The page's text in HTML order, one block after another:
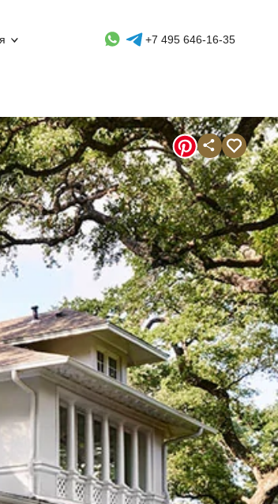
Whatsapp контакт
Telegram контакт
+7 495 646-16-35